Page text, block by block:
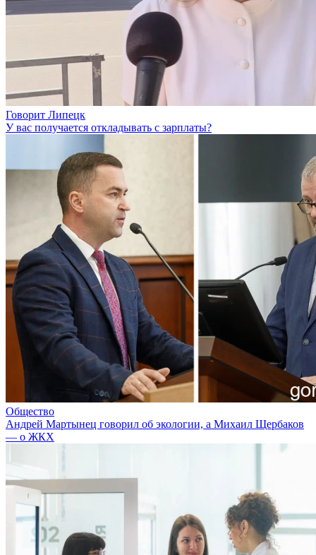
Говорит Липецк
У вас получается откладывать с зарплаты?
Общество
Андрей Мартынец говорил об экологии, а Михаил Щербаков
— о ЖКХ